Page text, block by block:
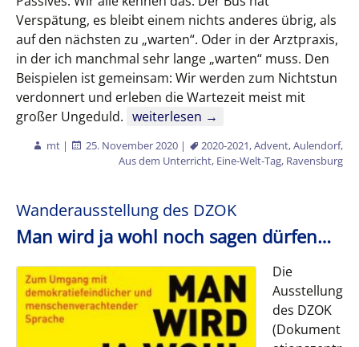
Verspätung, es bleibt einem nichts anderes übrig, als
auf den nächsten zu „warten“. Oder in der Arztpraxis,
in der ich manchmal sehr lange „warten“ muss. Den
Beispielen ist gemeinsam: Wir werden zum Nichtstun
verdonnert und erleben die Wartezeit meist mit
großer Ungeduld. Impulse zum Advent
weiterlesen →
mt | 25. November 2020 | 2020-2021,Advent,Aulendorf,
Aus dem Unterricht, Eine-Welt-Tag, Ravensburg
Wanderausstellung des DZOK
Man wird ja wohl noch sagen dürfen…
Die
Ausstellung
des DZOK
(Dokument